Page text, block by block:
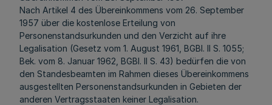
Nach Artikel 4 des Übereinkommens vom 26. September
1957 über die kostenlose Erteilung von
Personenstandsurkunden und den Verzicht auf ihre
Legalisation (Gesetz vom 1. August 1961, BGBl. II S. 1055;
Bek. vom 8. Januar 1962, BGBl. II S. 43) bedürfen die von
den Standesbeamten im Rahmen dieses Übereinkommens
ausgestellten Personenstandsurkunden in Gebieten der
anderen Vertragsstaaten keiner Legalisation.